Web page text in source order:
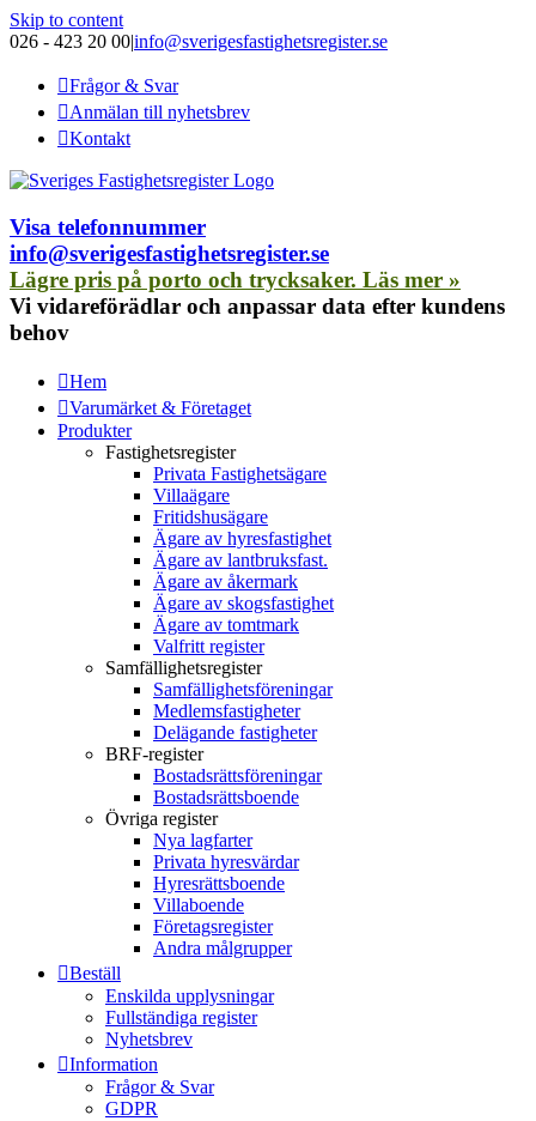
Skip to content
026 - 423 20 00|info@sverigesfastighetsregister.se
Frågor & Svar
Anmälan till nyhetsbrev
Kontakt
Visa telefonnummer
info@sverigesfastighetsregister.se
Lägre pris på porto och trycksaker. Läs mer »
Vi vidareförädlar och anpassar data efter kundens
behov
Hem
Varumärket & Företaget
Produkter
Fastighetsregister
Privata Fastighetsägare
Villaägare
Fritidshusägare
Ägare av hyresfastighet
Ägare av lantbruksfast.
Ägare av åkermark
Ägare av skogsfastighet
Ägare av tomtmark
Valfritt register
Samfällighetsregister
Samfällighetsföreningar
Medlemsfastigheter
Delägande fastigheter
BRF-register
Bostadsrättsföreningar
Bostadsrättsboende
Övriga register
Nya lagfarter
Privata hyresvärdar
Hyresrättsboende
Villaboende
Företagsregister
Andra målgrupper
Beställ
Enskilda upplysningar
Fullständiga register
Nyhetsbrev
Information
Frågor & Svar
GDPR